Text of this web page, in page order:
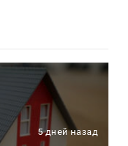
5 дней назад